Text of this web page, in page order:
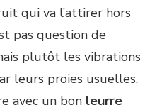
qui va l’attirer hors
pas question de
plutôt les vibrations
leurs proies usuelles,
avec un bon leurre